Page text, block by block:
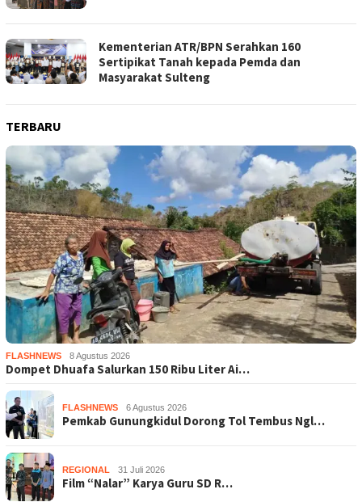
Kementerian ATR/BPN Serahkan 160
Sertipikat Tanah kepada Pemda dan
Masyarakat Sulteng
TERBARU
FLASHNEWS 8 Agustus 2026
Dompet Dhuafa Salurkan 150 Ribu Liter Ai…
FLASHNEWS 6 Agustus 2026
Pemkab Gunungkidul Dorong Tol Tembus Ngl…
REGIONAL 31 Juli 2026
Film “Nalar” Karya Guru SD R…